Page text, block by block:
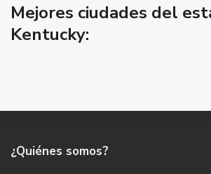
Mejores ciudades del
Kentucky:
¿Quiénes somos?